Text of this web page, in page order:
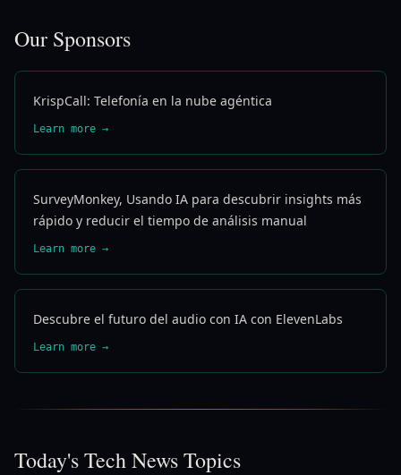
Our Sponsors
KrispCall: Telefonía en la nube agéntica
Learn more →
SurveyMonkey, Usando IA para descubrir insights más
rápido y reducir el tiempo de análisis manual
Learn more →
Descubre el futuro del audio con IA con ElevenLabs
Learn more →
Today's Tech News Topics